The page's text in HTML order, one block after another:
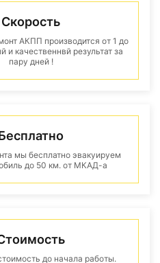
Скорость
АКПП производится от 1 до
и качественнвй результат за
пару дней !
мы бесплатно эвакуируем
до 50 км. от МКАД-а
до начала работы.